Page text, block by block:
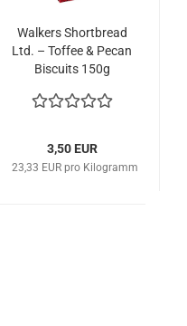
Walkers Shortbread
Ltd. – Toffee & Pecan
Biscuits 150g
3,50 EUR
23,33 EUR pro Kilogramm